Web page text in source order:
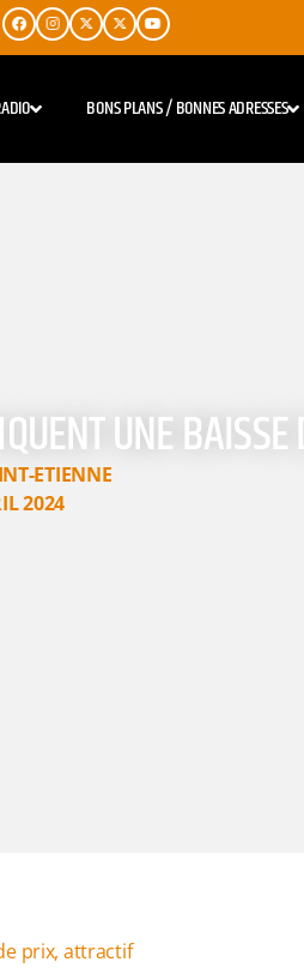
BONS PLANS / BONNES ADRESSES
UNE
ETIENNE
2024
prix, attractif